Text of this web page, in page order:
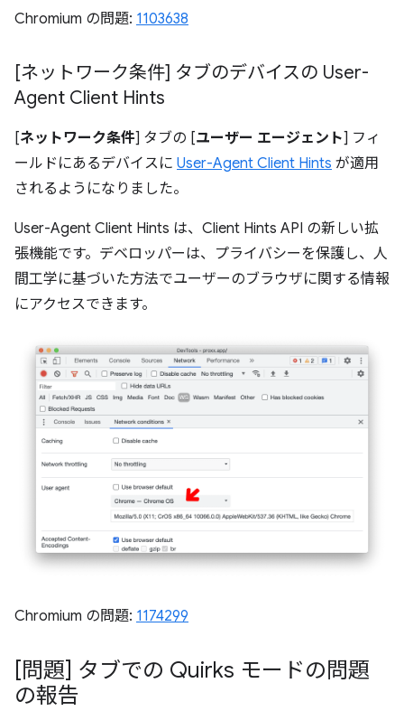
Chromium の問題: 1103638
[ネットワーク条件] タブのデバイスの User-
Agent Client Hints
[ネットワーク条件] タブの [ユーザー エージェント] フィ
ールドにあるデバイスに User-Agent Client Hints が適用
されるようになりました。
User-Agent Client Hints は、Client Hints API の新しい拡
張機能です。デベロッパーは、プライバシーを保護し、人
間工学に基づいた方法でユーザーのブラウザに関する情報
にアクセスできます。
Chromium の問題: 1174299
[問題] タブでの Quirks モードの問題
の報告